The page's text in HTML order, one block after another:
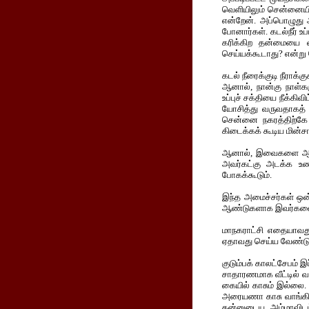
வெளியிலும்
என்றேன். அப்பொழுது
போனார்கள். கடல்நீர்
கரிக்கிற தன்மையை
செய்யக்கூடாது?
கடல் நீரைக்குடி
ஆனால், நான்கு
உப்புச் சக்தியை
யோசித்து வருவதாகத்
சென்னை நகரத்திற்கே
கிடைக்கக் கூடிய
ஆனால், இவைகளை
அவர்கட்கு அடக்க
போகக்கூடும்.
இந்த அமைச்சர்கள்
ஆண்டுகளாக இவர்களை
மாநகராட்சி
ஏதாவது செய்ய
குடும்பக் காலட்சேபம்
சாதாரணமாக வீட்டில்
கையில் காசும்
அரையணா காசு